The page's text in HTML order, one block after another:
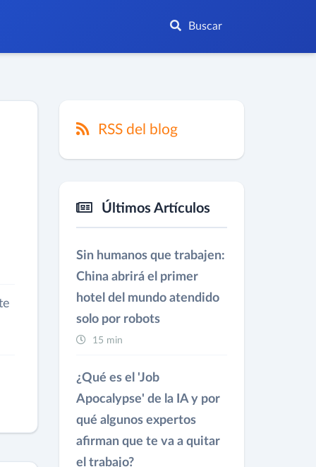
Buscar
RSS del blog
Últimos Artículos
Sin humanos que trabajen:
China abrirá el primer
hotel del mundo atendido
solo por robots
15 min
¿Qué es el 'Job
Apocalypse' de la IA y por
qué algunos expertos
afirman que te va a quitar
el trabajo?